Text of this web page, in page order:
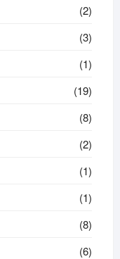
(2)
(3)
(1)
(19)
(8)
(2)
(1)
(1)
(8)
(6)